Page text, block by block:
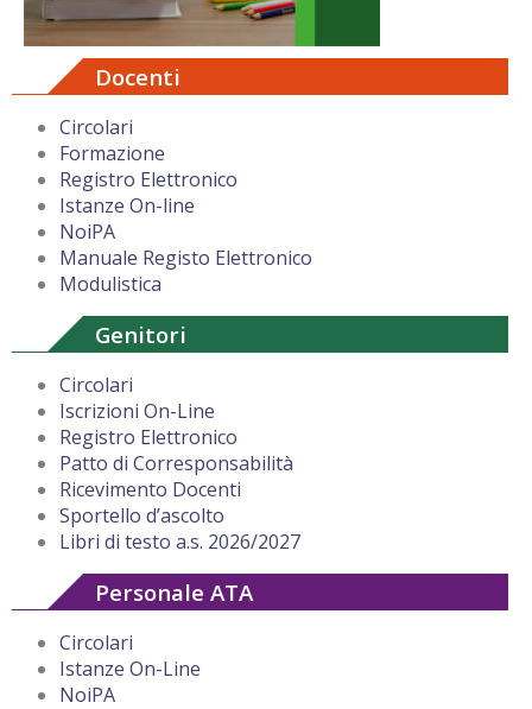
Docenti
Circolari
Formazione
Registro Elettronico
Istanze On-line
NoiPA
Manuale Registo Elettronico
Modulistica
Genitori
Circolari
Iscrizioni On-Line
Registro Elettronico
Patto di Corresponsabilità
Ricevimento Docenti
Sportello d’ascolto
Libri di testo a.s. 2026/2027
Personale ATA
Circolari
Istanze On-Line
NoiPA